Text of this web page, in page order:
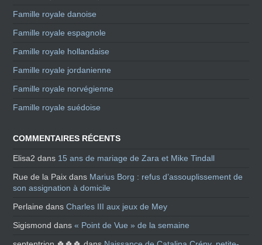
Famille royale danoise
Famille royale espagnole
Famille royale hollandaise
Famille royale jordanienne
Famille royale norvégienne
Famille royale suédoise
COMMENTAIRES RÉCENTS
Elisa2 dans 15 ans de mariage de Zara et Mike Tindall
Rue de la Paix dans Marius Borg : refus d’assouplissement de
son assignation à domicile
Perlaine dansCharles III aux jeux de Mey
Sigismond dans« Point de Vue » de la semaine